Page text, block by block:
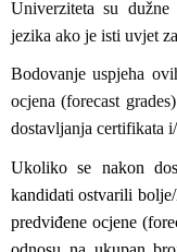
Univerziteta su dužne
jezika ako je isti uvjet
Bodovanje uspjeha
ocjena (forecast
dostavljanja certifikata
Ukoliko se nakon
kandidati ostvarili
predviđene ocjene